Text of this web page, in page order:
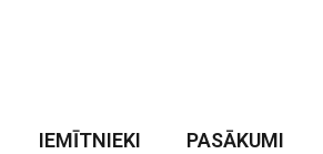
IEMĪTNIEKI PASĀKUMI